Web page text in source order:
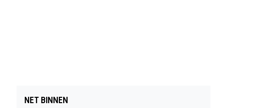
NET BINNEN